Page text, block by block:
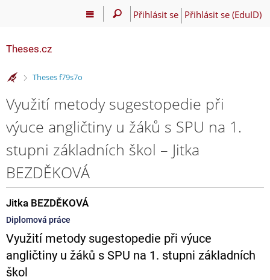
Přihlásit se Přihlásit se (EduID)
Theses.cz
>
Theses f79s7o
Využití metody sugestopedie při
výuce angličtiny u žáků s SPU na 1.
stupni základních škol – Jitka
BEZDĚKOVÁ
Jitka BEZDĚKOVÁ
Diplomová práce
Využití metody sugestopedie při výuce
angličtiny u žáků s SPU na 1. stupni základních
škol